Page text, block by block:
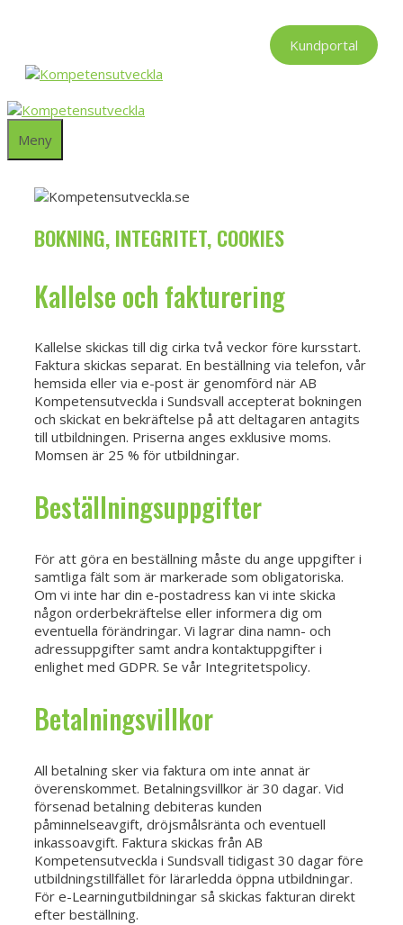
Kundportal
Meny
BOKNING, INTEGRITET, COOKIES
Kallelse och fakturering
Kallelse skickas till dig cirka två veckor före kursstart.
Faktura skickas separat. En beställning via telefon, vår
hemsida eller via e-post är genomförd när AB
Kompetensutveckla i Sundsvall accepterat bokningen
och skickat en bekräftelse på att deltagaren antagits
till utbildningen. Priserna anges exklusive moms.
Momsen är 25 % för utbildningar.
Beställningsuppgifter
För att göra en beställning måste du ange uppgifter i
samtliga fält som är markerade som obligatoriska.
Om vi inte har din e-postadress kan vi inte skicka
någon orderbekräftelse eller informera dig om
eventuella förändringar. Vi lagrar dina namn- och
adressuppgifter samt andra kontaktuppgifter i
enlighet med GDPR. Se vår Integritetspolicy.
Betalningsvillkor
All betalning sker via faktura om inte annat är
överenskommet. Betalningsvillkor är 30 dagar. Vid
försenad betalning debiteras kunden
påminnelseavgift, dröjsmålsränta och eventuell
inkassoavgift. Faktura skickas från AB
Kompetensutveckla i Sundsvall tidigast 30 dagar före
utbildningstillfället för lärarledda öppna utbildningar.
För e-Learningutbildningar så skickas fakturan direkt
efter beställning.